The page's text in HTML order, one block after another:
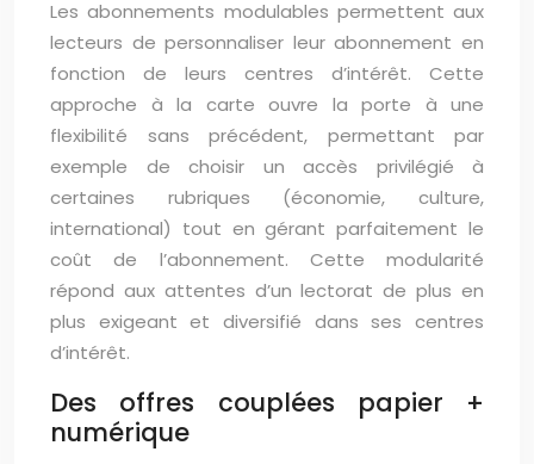
Les abonnements modulables permettent aux
lecteurs de personnaliser leur abonnement en
fonction de leurs centres d’intérêt. Cette
approche à la carte ouvre la porte à une
flexibilité sans précédent, permettant par
exemple de choisir un accès privilégié à
certaines rubriques (économie, culture,
international) tout en gérant parfaitement le
coût de l’abonnement. Cette modularité
répond aux attentes d’un lectorat de plus en
plus exigeant et diversifié dans ses centres
d’intérêt.
Des offres couplées papier +
numérique